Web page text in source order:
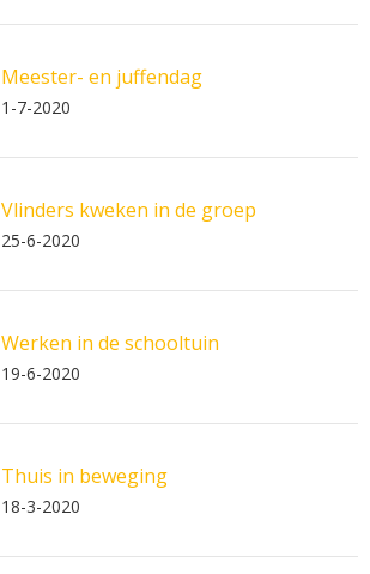
Meester- en juffendag
1-7-2020
Vlinders kweken in de groep
25-6-2020
Werken in de schooltuin
19-6-2020
Thuis in beweging
18-3-2020